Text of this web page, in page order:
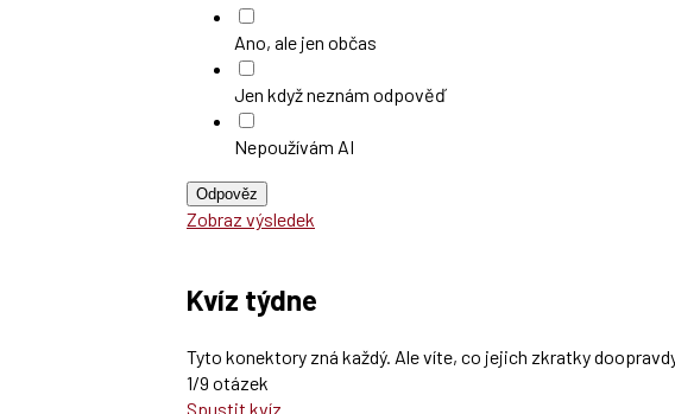
Ano, ale jen občas
Jen když neznám odpověď
Nepoužívám AI
Odpověz
Zobraz výsledek
Kvíz týdne
Tyto konektory zná každý. Ale víte, co jejich zkratky
1/9 otázek
Spustit kvíz